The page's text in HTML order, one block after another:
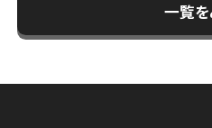
一覧